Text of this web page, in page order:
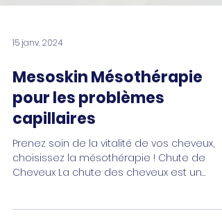
15 janv. 2024
Mesoskin Mésothérapie
pour les problèmes
capillaires
choisissez la mésothérapie ! Chute de